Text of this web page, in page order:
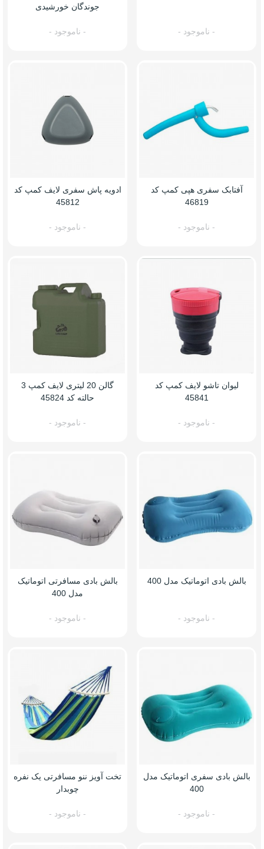
- ناموجود -
جوندگان خورشیدی
- ناموجود -
آفتابک سفری هپی کمپ کد
46819
- ناموجود -
ادویه پاش سفری لایف کمپ کد
45812
- ناموجود -
لیوان تاشو لایف کمپ کد
45841
- ناموجود -
گالن 20 لیتری لایف کمپ 3
حالته کد 45824
- ناموجود -
بالش بادی اتوماتیک مدل 400
- ناموجود -
بالش بادی مسافرتی اتوماتیک
مدل 400
- ناموجود -
بالش بادی سفری اتوماتیک مدل
400
- ناموجود -
تخت آویز ننو مسافرتی یک نفره
چوبدار
- ناموجود -